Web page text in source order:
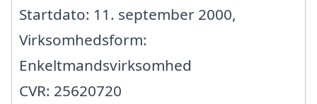
Startdato: 11. september 2000,
Virksomhedsform:
Enkeltmandsvirksomhed
CVR: 25620720